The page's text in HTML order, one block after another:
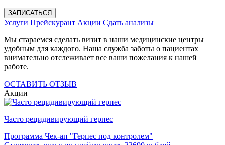
ЗАПИСАТЬСЯ
Услуги Прейскурант Акции Сдать анализы
Мы стараемся сделать визит в наши медицинские центры
удобным для каждого. Наша служба заботы о пациентах
внимательно отслеживает все ваши пожелания к нашей
работе.
ОСТАВИТЬ ОТЗЫВ
Акции
Часто рецидивирующий герпес
Программа Чек-ап "Герпес под контролем"